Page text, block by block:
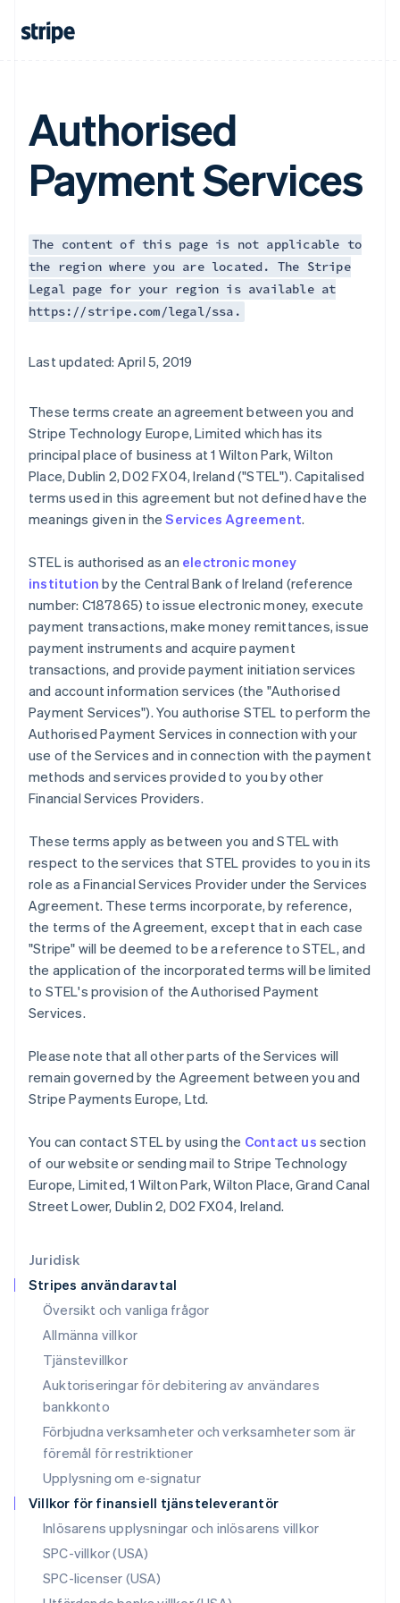
Juridisk
Stripes användaravtal
Översikt och vanliga frågor
Allmänna villkor
Tjänstevillkor
Auktoriseringar för debitering av användares
bankkonto
Förbjudna verksamheter och verksamheter som är
föremål för restriktioner
Upplysning om e‑signatur
Villkor för finansiell tjänsteleverantör
Inlösarens upplysningar och inlösarens villkor
SPC-villkor (USA)
SPC-licenser (USA)
Authorised
Payment Services
The content of this page is not applicable to
the region where you are located. The Stripe
Legal page for your region is available at
https://stripe.com/legal/ssa.
Last updated: April 5, 2019
These terms create an agreement between you and
Stripe Technology Europe, Limited which has its
principal place of business at 1 Wilton Park, Wilton
Place, Dublin 2, D02 FX04, Ireland ("STEL"). Capitalised
terms used in this agreement but not defined have the
meanings given in theServices Agreement.
STEL is authorised as an electronic money
institution by the Central Bank of Ireland (reference
number: C187865) to issue electronic money, execute
payment transactions, make money remittances, issue
payment instruments and acquire payment
transactions, and provide payment initiation services
and account information services (the "Authorised
Payment Services"). You authorise STEL to perform the
Authorised Payment Services in connection with your
use of the Services and in connection with the payment
methods and services provided to you by other
Financial Services Providers.
These terms apply as between you and STEL with
respect to the services that STEL provides to you in its
role as a Financial Services Provider under the Services
Agreement. These terms incorporate, by reference,
the terms of the Agreement, except that in each case
"Stripe" will be deemed to be a reference to STEL, and
the application of the incorporated terms will be limited
to STEL's provision of the Authorised Payment
Services.
Please note that all other parts of the Services will
remain governed by the Agreement between you and
Stripe Payments Europe, Ltd.
You can contact STEL by using the Contact us section
of our website or sending mail to Stripe Technology
Europe, Limited, 1 Wilton Park, Wilton Place, Grand Canal
Street Lower, Dublin 2, D02 FX04, Ireland.
English
Belgien
NederlandsFrançaisDeutschEnglish
Brasilien
Bulgarien
English
English
Danmark
Estland
English
Fastlandskina
简体中文English
Finland
Frankrike
Français English
Förenade Arabemiraten
English
Gibraltar
Grekland
Hongkong SAR, Kina
English简体中文
Indien
English
Irland
Italien
ItalianoEnglish
Japan
Kanada
Kroatien
EnglishItaliano
English
Liechtenstein
Litauen
English
English 简体中文
Malta
Mexiko
EspañolEnglish
Nederländerna
Norge
English
Nya Zeeland
Polen
English
Portugal
Rumänien
English
Schweiz